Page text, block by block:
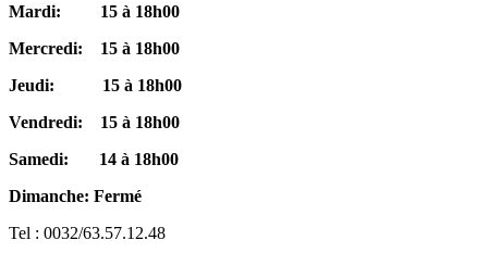
Mardi: 15 à 18h00
Mercredi: 15 à 18h00
Jeudi: 15 à 18h00
Vendredi: 15 à 18h00
Samedi: 14 à 18h00
Dimanche: Fermé
Tel : 0032/63.57.12.48